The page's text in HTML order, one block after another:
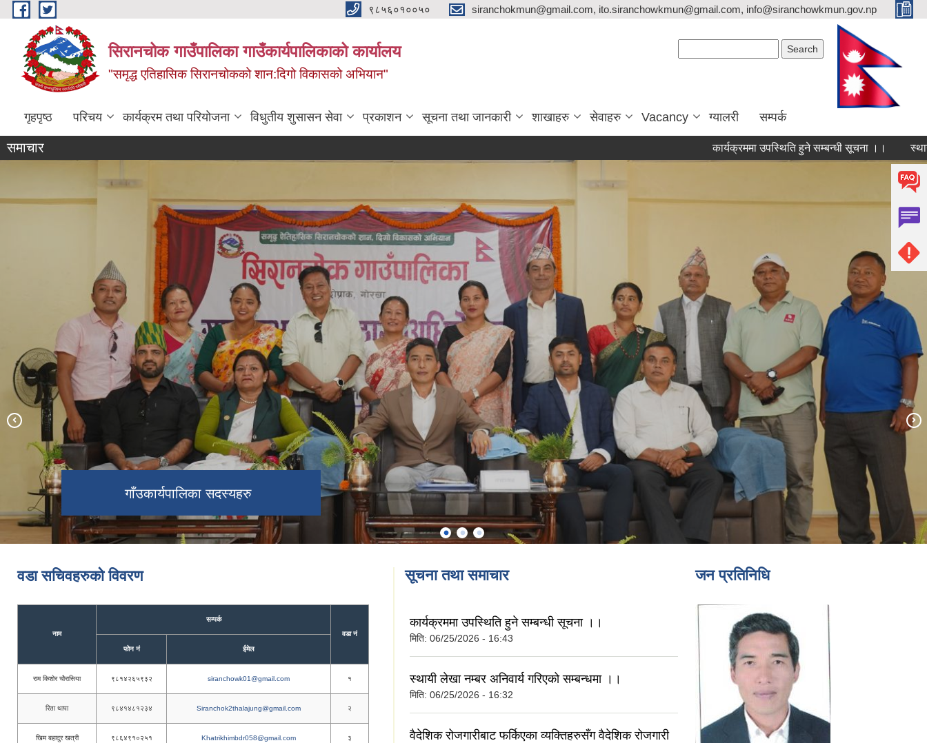
Skip to main content ९८५६०१००५० siranchokmun@gmail.com, ito.siranchowkmun@gmail.com, info@siranchowkmun.gov.np
सिरानचोक गाउँपालिका गाउँकार्यपालिकाको कार्यालय
"समृद्ध एतिहासिक सिरानचोकको शान:दिगो विकासको अभियान"
गृहपृष्ठ परिचय कार्यक्रम तथा परियोजना विधुतीय शुसासन सेवा प्रकाशन सूचना तथा जानकारी शाखाहरु सेवाहरु Vacancy ग्यालरी सम्पर्क
समाचार कार्यक्रममा उपस्थिति हुने सम्बन्धी सूचना ।। स्थायी लेखा
गाँउकार्यपालिका सदस्यहरु
गाउँपालिका कर्मचारीहरु
श्रीनाथ मण्डली
वडा सचिवहरुको विवरण
नाम
सम्पर्क
वडा नं
फोन नं
ईमेल
राम किशोर चौरासिया ९८१४२६५९३२ siranchowk01@gmail.com १
रिता थापा ९८४१४८१२३४ Siranchok2thalajung@gmail.com २
खिम बहादुर खत्री ९८६४९१०२५१ Khatrikhimbdr058@gmail.com ३
सूचना तथा समाचार
कार्यक्रममा उपस्थिति हुने सम्बन्धी सूचना ।।
मिति: 06/25/2026 - 16:43
स्थायी लेखा नम्बर अनिवार्य गरिएको सम्बन्धमा ।।
मिति: 06/25/2026 - 16:32
वैदेशिक रोजगारीबाट फर्किएका व्यक्तिहरुसँग वैदेशिक रोजगारी
जन प्रतिनिधि